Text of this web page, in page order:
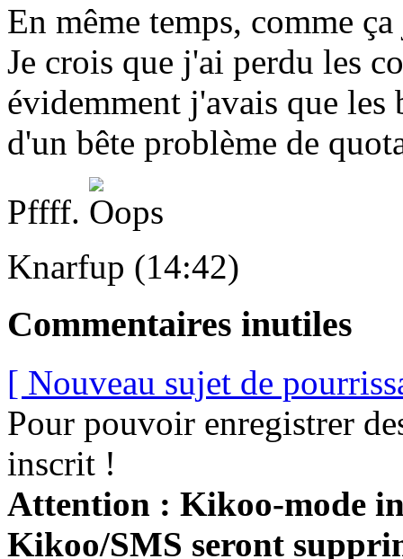
En même temps, comme
Je crois que j'ai perdu les
évidemment j'avais que les
d'un bête problème de
Pffff.
Knarfup (14:42)
Commentaires inutiles
[ Nouveau sujet de
Pour pouvoir enregistrer
inscrit !
Attention : Kikoo-mode
Kikoo/SMS seront